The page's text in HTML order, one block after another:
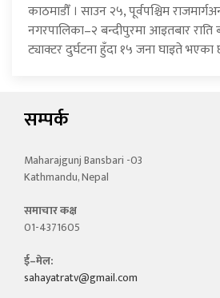
काठमाडौँ । साउन २५, पूर्वपश्चिम
नगरपालिका–२ बन्दीपुरमा आइतबार राति
ट्याक्टर दुर्घटना हुँदा १५ जना घाइते
सम्पर्क
Maharajgunj Bansbari -03
Kathmandu, Nepal
समाचार कक्ष
01-4371605
ई–मेल:
sahayatratv@gmail.com